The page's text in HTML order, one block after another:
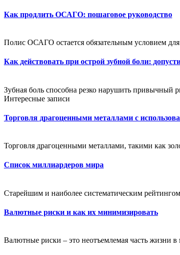
Как продлить ОСАГО: пошаговое руководство
Полис ОСАГО остается обязательным условием для
Как действовать при острой зубной боли:
Зубная боль способна резко нарушить привычный
Интересные записи
Торговля драгоценными металлами с
Торговля драгоценными металлами, такими как
Список миллиардеров мира
Старейшим и наиболее систематическим
Валютные риски и как их минимизировать
Валютные риски – это неотъемлемая часть жизни